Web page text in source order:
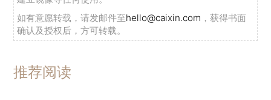
如有意愿转载，请发邮件至hello@caixin.com ，获得书面
确认及授权后，方可转载。
推荐阅读